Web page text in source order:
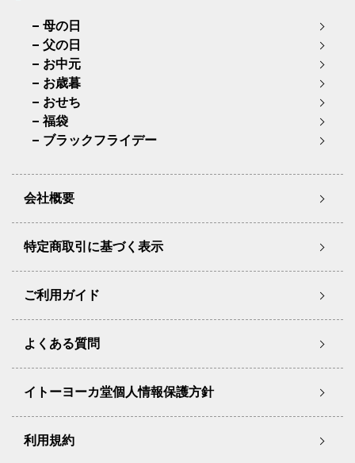
母の日
父の日
お中元
お歳暮
おせち
福袋
ブラックフライデー
会社概要
特定商取引に基づく表示
ご利用ガイド
よくある質問
イトーヨーカ堂個人情報保護方針
利用規約